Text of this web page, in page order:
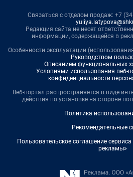
Связаться с отделом продаж: +7
Редакция сайта не несет
информации, содержащейся в
Особенности эксплуатации
Руководством
Описанием функциональных
Условиями использования веб-
конфиденциальности
Веб-портал распространяется в виде
действия по установке на стороне
Политика
Рекомендательные
Пользовательское соглашение
рекламы»